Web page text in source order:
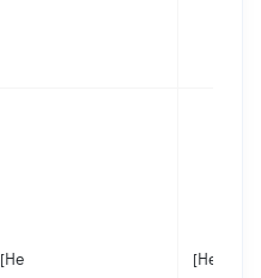
[Не
[Не